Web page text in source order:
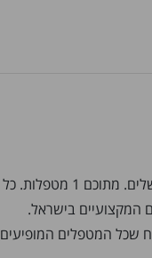
מחפשים מטפלים ברייקי בירושלים? בבריאות בקליק תמצאו 3 מטפלים מאושרים בתחום רייקי בירושלים. מתוכם 1 מטפלות. כל
המקצועיים בישראל.
שכל המטפלים המופיעים